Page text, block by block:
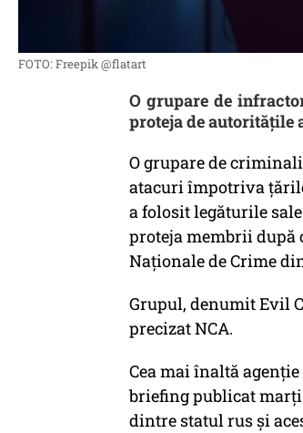
FOTO: Freepik @flatart
O grupare de
proteja de autoritățile
O grupare de
atacuri împotriva
a folosit legăturile
proteja membrii după
Naționale de Crime
Grupul, denumit Evil
precizat NCA.
Cea mai înaltă
briefing publicat
dintre statul rus și